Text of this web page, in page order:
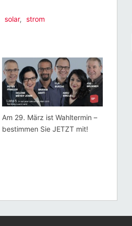
solar, strom
Am 29. März ist Wahltermin –
bestimmen Sie JETZT mit!